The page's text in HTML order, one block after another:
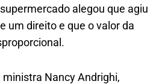
alegou que agiu
um direito e que o valor da
Nancy Andrighi,